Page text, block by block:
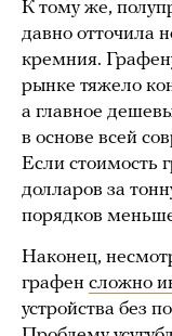
К тому же,
давно отточила
кремния.
рынке тяжело
а главное
в основе всей
Если стоимость
долларов за
порядков
Наконец,
графен сложно
устройства без